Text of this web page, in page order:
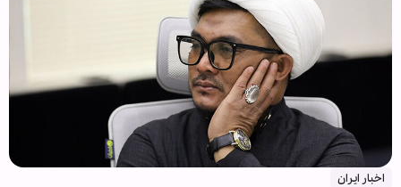
اخبار ایران